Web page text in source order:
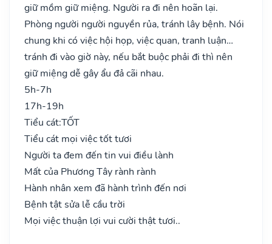
giữ mồm giữ miệng. Người ra đi nên hoãn lại.
Phòng người người nguyền rủa, tránh lây bệnh. Nói
chung khi có việc hội họp, việc quan, tranh luận…
tránh đi vào giờ này, nếu bắt buộc phải đi thì nên
giữ miệng dễ gây ẩu đả cãi nhau.
5h-7h
17h-19h
Tiểu cát:TỐT
Tiểu cát mọi việc tốt tươi
Người ta đem đến tin vui điều lành
Mất của Phương Tây rành rành
Hành nhân xem đã hành trình đến nơi
Bệnh tật sửa lễ cầu trời
Mọi việc thuận lợi vui cười thật tươi..